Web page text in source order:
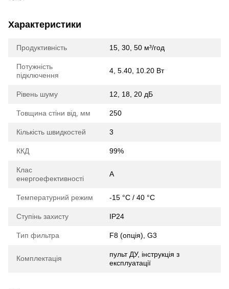
Характеристики
Продуктивність 15, 30, 50 м³/год
Потужність
підключення
4, 5.40, 10.20 Вт
Рівень шуму 12, 18, 20 дБ
Товщина стіни від, мм 250
Кількість швидкостей 3
ККД 99%
Клас
енергоефективності
A
Температурний режим -15 °C / 40 °C
Ступінь захисту IP24
Тип фильтра F8 (опція), G3
Комплектація
пульт ДУ, інструкція з
експлуатації